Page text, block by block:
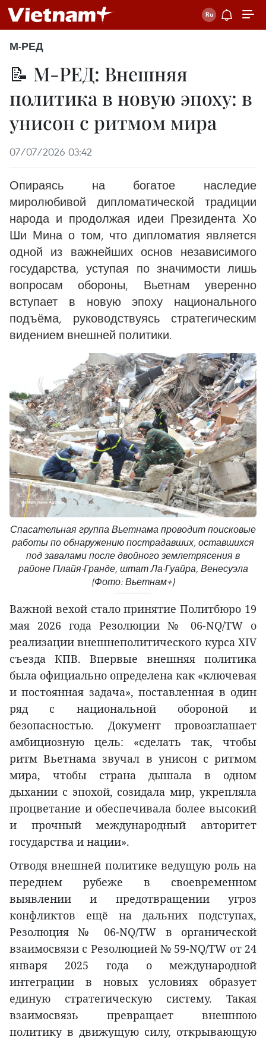
М-РЕД
📝 М-РЕД: Внешняя
политика в новую эпоху: в
унисон с ритмом мира
07/07/2026 03:42
Опираясь на богатое наследие
миролюбивой дипломатической традиции
народа и продолжая идеи Президента Хо
Ши Мина о том, что дипломатия является
одной из важнейших основ независимого
государства, уступая по значимости лишь
вопросам обороны, Вьетнам уверенно
вступает в новую эпоху национального
подъёма, руководствуясь стратегическим
видением внешней политики.
Спасательная группа Вьетнама проводит поисковые
работы по обнаружению пострадавших, оставшихся
под завалами после двойного землетрясения в
районе Плайя-Гранде, штат Ла-Гуайра, Венесуэла
(Фото: Вьетнам+)
Важной вехой стало принятие Политбюро 19
мая 2026 года Резолюции № 06-NQ/TW о
реализации внешнеполитического курса XIV
съезда КПВ. Впервые внешняя политика
была официально определена как «ключевая
и постоянная задача», поставленная в один
ряд с национальной обороной и
безопасностью. Документ провозглашает
амбициозную цель: «сделать так, чтобы
ритм Вьетнама звучал в унисон с ритмом
мира, чтобы страна дышала в одном
дыхании с эпохой, созидала мир, укрепляла
процветание и обеспечивала более высокий
и прочный международный авторитет
государства и нации».
Отводя внешней политике ведущую роль на
переднем рубеже в своевременном
выявлении и предотвращении угроз
конфликтов ещё на дальних подступах,
Резолюция № 06-NQ/TW в органической
взаимосвязи с Резолюцией № 59-NQ/TW от 24
января 2025 года о международной
интеграции в новых условиях образует
единую стратегическую систему. Такая
взаимосвязь превращает внешнюю
политику в движущую силу, открывающую